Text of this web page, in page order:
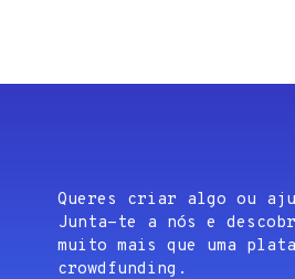
Queres criar algo ou
Junta-te a nós e
muito mais que uma
crowdfunding.